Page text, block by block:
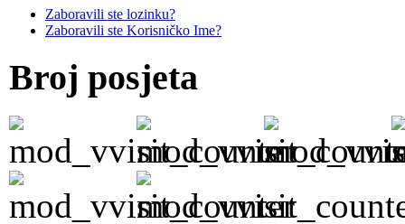
Zaboravili ste lozinku?
Zaboravili ste Korisničko Ime?
Broj posjeta